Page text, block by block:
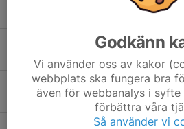
11. Livia Engström Gyllenqvist
12. Lowis Edblom
14. Felicia Eilertsen
Godkänn
Vi använder oss av kakor
webbplats ska fungera bra
även för webbanalys i
förbättra våra
Så använder vi